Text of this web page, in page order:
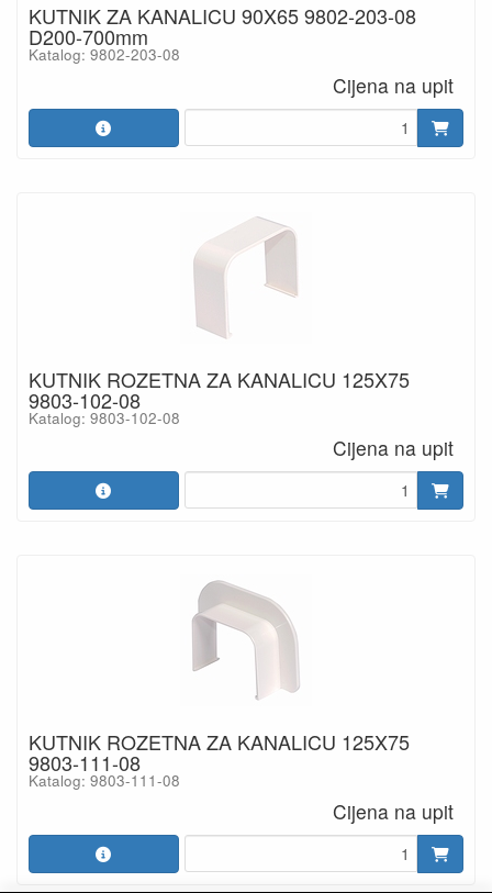
KUTNIK ZA KANALICU 90X65 9802-203-08
D200-700mm
Katalog: 9802-203-08
Cijena na upit
KUTNIK ROZETNA ZA KANALICU 125X75
9803-102-08
Katalog: 9803-102-08
Cijena na upit
KUTNIK ROZETNA ZA KANALICU 125X75
9803-111-08
Katalog: 9803-111-08
Cijena na upit